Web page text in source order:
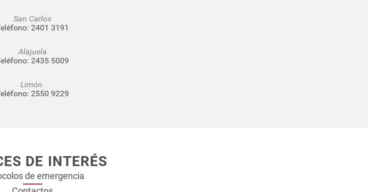
San Carlos
2401 3191
Alajuela
2435 5009
Limón
2550 9229
DE INTERÉS
de emergencia